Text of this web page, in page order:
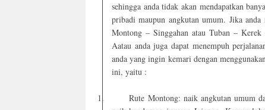
sehingga anda tidak akan mendapatkan
pribadi maupun angkutan umum. Jika
Montong – Singgahan atau Tuban –
Aatau anda juga dapat menempuh
anda yang ingin kemari dengan
ini, yaitu :
1.
Rute Montong: naik angkutan umum